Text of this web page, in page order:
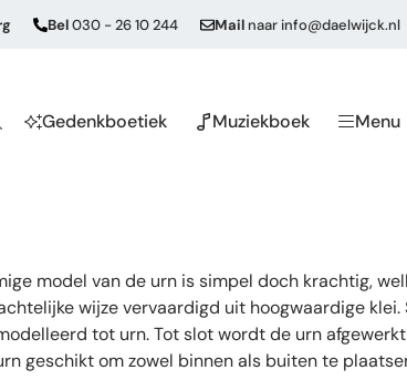
Bel030 - 26 10 244 Mail naarinfo@daelwijck.nl
Gedenkboetiek Muziekboek Menu
model van de urn is simpel doch krachtig,
wijze vervaardigd uit hoogwaardige klei.
tot urn. Tot slot wordt de urn
geschikt om zowel binnen als buiten te